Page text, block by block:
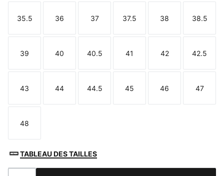
Taille
35.5
Taille
36
Taille
37
Taille
37.5
Taille
38
Taille
38.5
Taille
39
Taille
40
Taille
40.5
Taille
41
Taille
42
Taille
42.5
Taille
43
Taille
44
Taille
44.5
Taille
45
Taille
46
Taille
47
Taille
48
TABLEAU DES TAILLES